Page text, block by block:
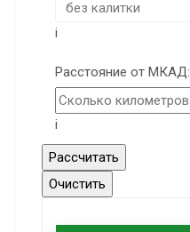
i
Расстояние от МКАД:
i